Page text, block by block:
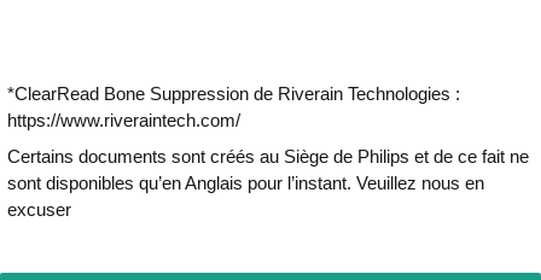
*ClearRead Bone Suppression de Riverain Technologies :
https://www.riveraintech.com/
Certains documents sont créés au Siège de Philips et de ce fait ne
sont disponibles qu’en Anglais pour l’instant. Veuillez nous en
excuser